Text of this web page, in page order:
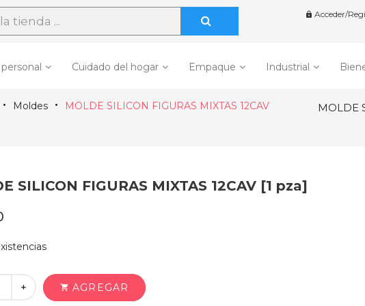
 Acceder/
Cuidado del hogar Empaque Industrial
Moldes
MOLDE SILICON FIGURAS MIXTAS 12CAV
MOLDE
SILICON FIGURAS MIXTAS 12CAV [1 pza]
+ shopping_cart AGREGAR